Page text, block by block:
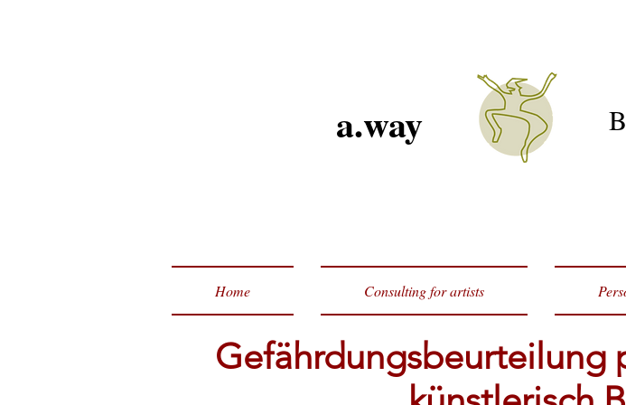
a.way
Home Consulting for artists
Gefährdungsbeurteilung